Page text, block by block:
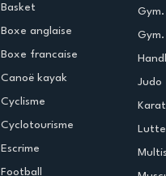
Basket
Boxe anglaise
Boxe francaise
Canoë kayak
Cyclisme
Cyclotourisme
Escrime
Football
Judo
Lutte